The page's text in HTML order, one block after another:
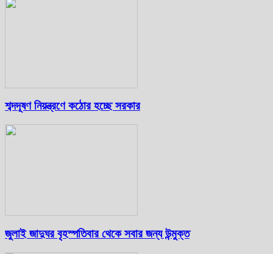
শব্দদূষণ নিয়ন্ত্রণে কঠোর হচ্ছে সরকার
জুলাই জাদুঘর বৃহস্পতিবার থেকে সবার জন্য উন্মুক্ত